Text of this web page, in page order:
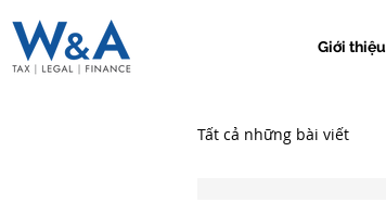
Giới thiệu
Tất cả những bài viết